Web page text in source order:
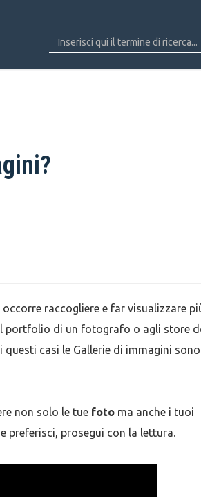
raccogliere e far visualizzare
portfolio di un fotografo o agli store
casi le Gallerie di immagini
non solo le tue foto ma anche i tuoi
preferisci, prosegui con la lettura.